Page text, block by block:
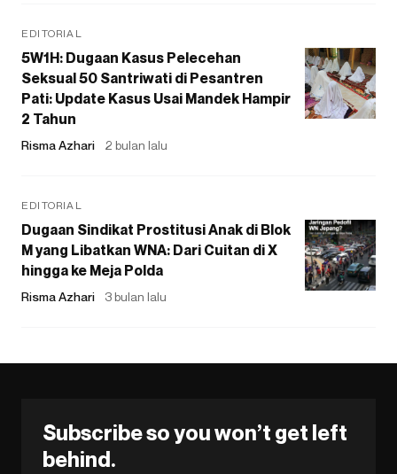
EDITORIAL
5W1H: Dugaan Kasus Pelecehan
Seksual 50 Santriwati di Pesantren
Pati: Update Kasus Usai Mandek Hampir
2 Tahun
Risma Azhari 2 bulan lalu
EDITORIAL
Dugaan Sindikat Prostitusi Anak di Blok
M yang Libatkan WNA: Dari Cuitan di X
hingga ke Meja Polda
Risma Azhari 3 bulan lalu
Subscribe so you won’t get left
behind.